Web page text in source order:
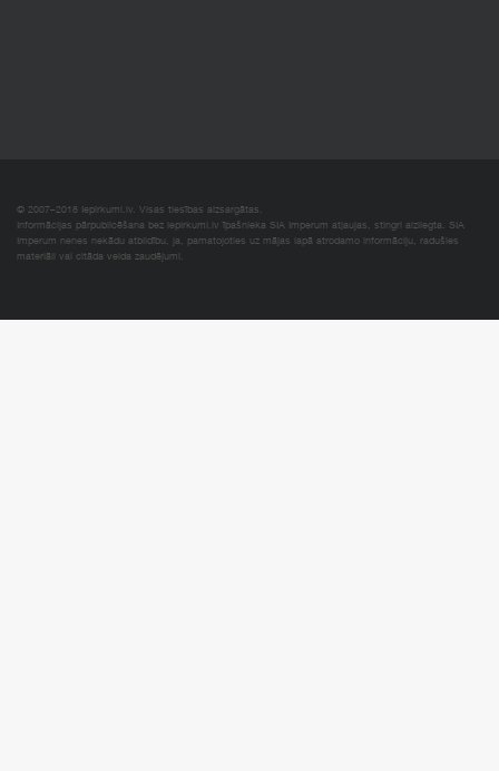
© 2007–2018 Iepirkumi.lv. Visas tiesības aizsargātas.
Informācijas pārpublicēšana bez iepirkumi.lv īpašnieka SIA Imperum atļaujas, stingri aizliegta. SIA
Imperum nenes nekādu atbildību, ja, pamatojoties uz mājas lapā atrodamo informāciju, radušies
materiāli vai citāda veida zaudējumi.